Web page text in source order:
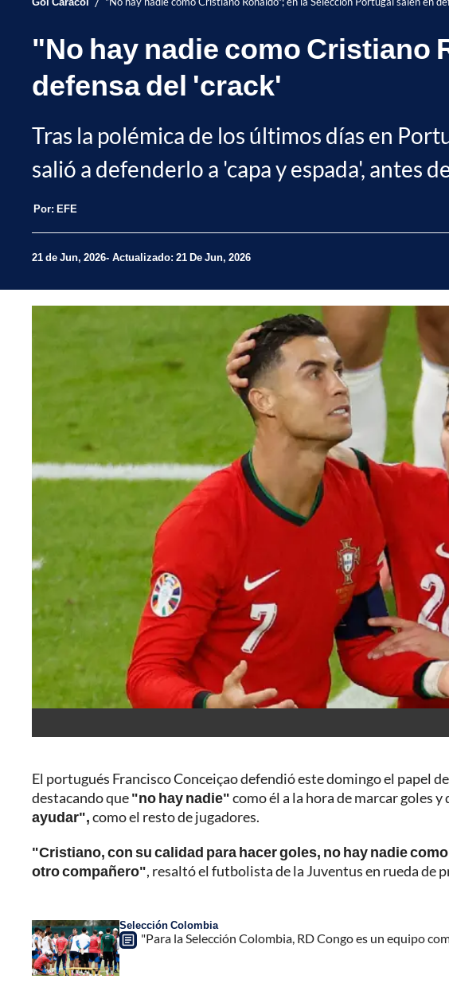
"No hay nadie como Cristiano
defensa del 'crack'
Tras la polémica de los últimos días en
salió a defenderlo a 'capa y espada', antes
Por: EFE
21 de Jun, 2026 Actualizado: 21 De Jun, 2026
El portugués Francisco Conceiçao defendió este domingo el papel de
destacando que"no hay nadie"como él a la hora de marcar goles
ayudar",como el resto de jugadores.
"Cristiano, con su calidad para hacer goles, no hay nadie
otro compañero", resaltó el futbolista de la Juventus en rueda de
Selección Colombia
"Para la Selección Colombia, RD Congo es un equipo